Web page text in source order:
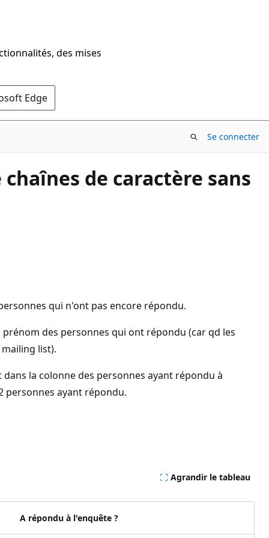
des mises
Edge
Se connecter
de caractère sans
qui n'ont pas encore répondu.
des personnes qui ont répondu (car qd les
list).
la colonne des personnes ayant répondu à
personnes ayant répondu.
Agrandir le tableau
A répondu à l'enquête ?